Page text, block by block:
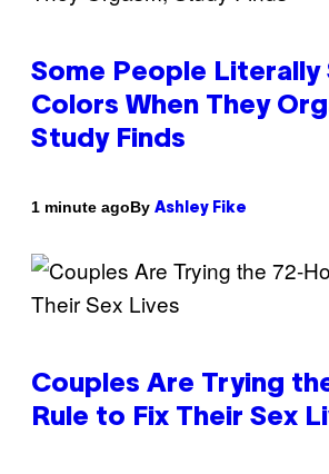
Some People Literally
Colors When They
Study Finds
1 minute agoBy Ashley Fike
Couples Are Trying
Rule to Fix Their Sex